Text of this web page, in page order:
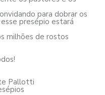
para dobrar os
presépio estará
milhões de rostos
Pallotti